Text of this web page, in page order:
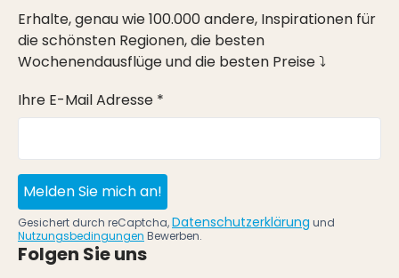
Erhalte, genau wie 100.000 andere, Inspirationen für
die schönsten Regionen, die besten
Wochenendausflüge und die besten Preise ⤵
Ihre E-Mail Adresse *
Melden Sie mich an!
Gesichert durch reCaptcha,Datenschutzerklärung und
Nutzungsbedingungen Bewerben.
Folgen Sie uns